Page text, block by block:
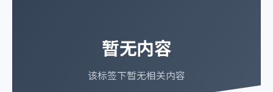
暂无内容
该标签下暂无相关内容